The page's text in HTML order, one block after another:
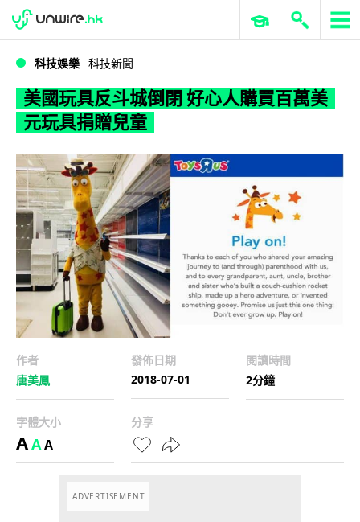
WWDC 2026 ERP 與商業 AI
科技娛樂 科技新聞
美國玩具反斗城倒閉 好心人購買百萬美
元玩具捐贈兒童
作者
唐美鳳
發佈日期
2018-07-01
閱讀時間
2分鐘
字體大小
AAA
分享
ADVERTISEMENT